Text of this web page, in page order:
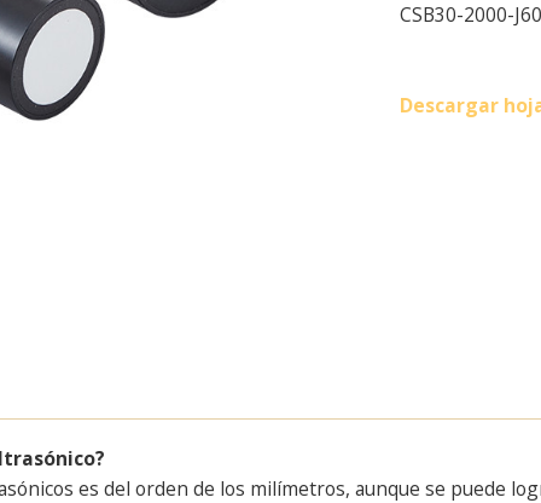
CSB30-2000-
Descargar
es del orden de los milímetros, aunque se puede